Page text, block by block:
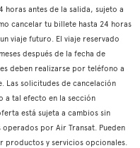
horas antes de la salida, sujeto a
cancelar tu billete hasta 24 horas
viaje futuro. El viaje reservado
después de la fecha de
deben realizarse por teléfono a
Las solicitudes de cancelación
a tal efecto en la sección
está sujeta a cambios sin
por Air Transat. Pueden
y servicios opcionales.